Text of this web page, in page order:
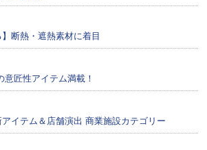
】断熱・遮熱素材に着目
匠性アイテム満載！
イテム＆店舗演出 商業施設カテゴリー